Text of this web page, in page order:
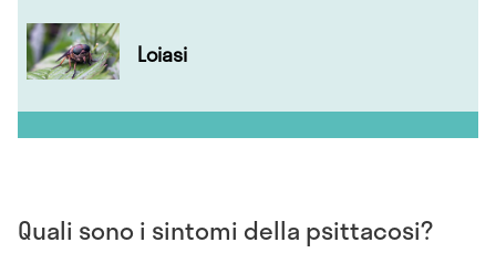
Loiasi
Quali sono i sintomi della psittacosi?